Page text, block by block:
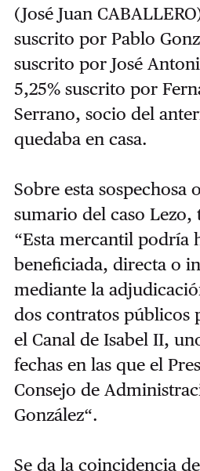
(José Juan
suscrito por Pablo
suscrito por José
5,25% suscrito por
Serrano, socio del
quedaba en casa.
Sobre esta sospechosa
sumario del caso Lezo,
“Esta mercantil podría
beneficiada, directa o
mediante la
dos contratos públicos
el Canal de Isabel II,
fechas en las que el
Consejo de
González“.
Se da la coincidencia